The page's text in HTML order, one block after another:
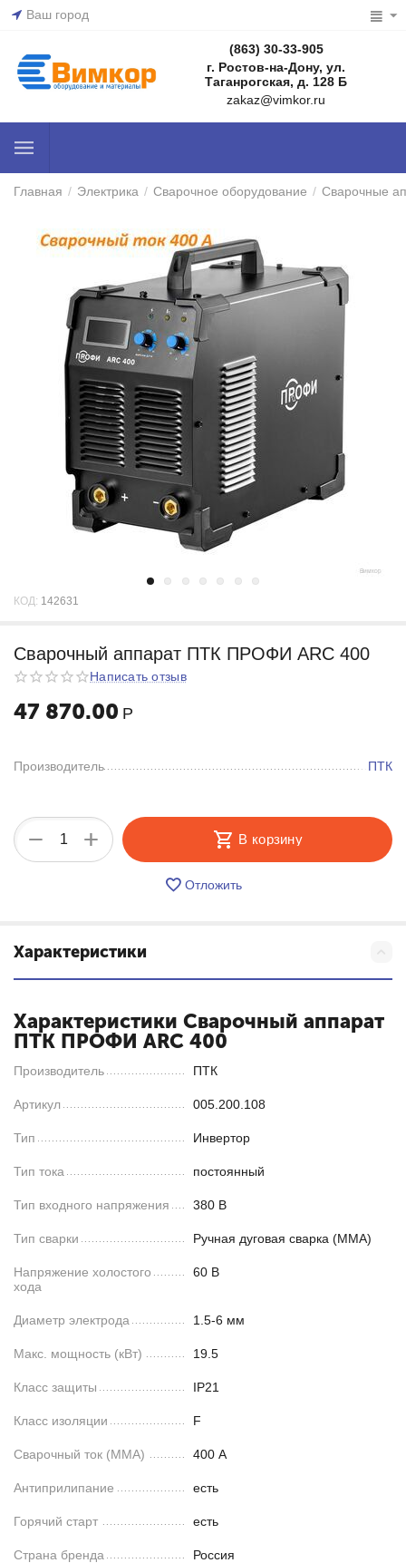
Ваш город
(863) 30-33-905
г. Ростов-на-Дону, ул.
Таганрогская, д. 128 Б
zakaz@vimkor.ru
Главная / Электрика / Сварочное оборудование / Сварочные
КОД: 142631
Сварочный аппарат ПТК ПРОФИ ARC 400
Написать отзыв
47 870.00 Р
Производитель ПТК
+
− В корзину
Отложить
Характеристики
Характеристики Сварочный аппарат
ПТК ПРОФИ ARC 400
Производитель ПТК
Артикул 005.200.108
Тип Инвертор
Тип тока постоянный
Тип входного напряжения 380 В
Тип сварки Ручная дуговая сварка (MMA)
Напряжение холостого
хода
60 В
Диаметр электрода 1.5-6 мм
Макс. мощность (кВт) 19.5
Класс защиты IP21
Класс изоляции F
Сварочный ток (MMA) 400 А
Антиприлипание есть
Горячий старт есть
Страна бренда Россия